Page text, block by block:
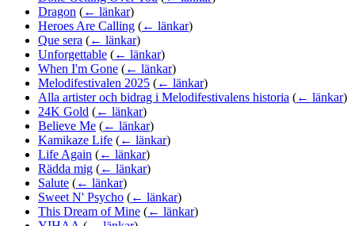
Dragon (← länkar)
Heroes Are Calling (← länkar)
Que sera (← länkar)
Unforgettable (← länkar)
When I'm Gone (← länkar)
Melodifestivalen 2025 (← länkar)
Alla artister och bidrag i Melodifestivalens historia (← länkar)
24K Gold (← länkar)
Believe Me (← länkar)
Kamikaze Life (← länkar)
Life Again (← länkar)
Rädda mig (← länkar)
Salute (← länkar)
Sweet N' Psycho (← länkar)
This Dream of Mine (← länkar)